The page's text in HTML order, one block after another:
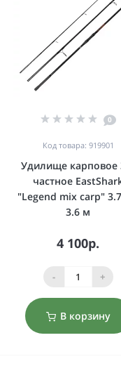
0
Код товара: 919901
Удилище карповое
частное
"Legend mix carp"
3.6 м
4 100р.
- +
В корзину